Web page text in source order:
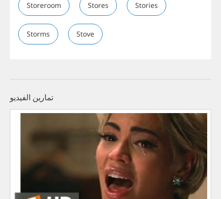
Storeroom Stores Stories
Storms Stove
تمارين الفيديو